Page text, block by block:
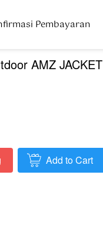
Pembayaran
Pembayaran
AMZ JACKET
` Add to Cart